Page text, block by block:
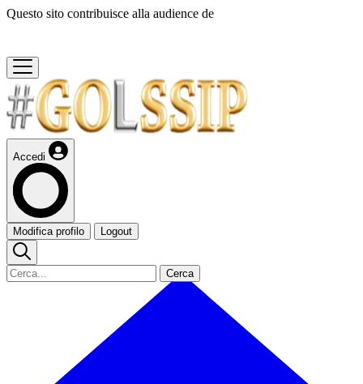
Questo sito contribuisce alla audience de
Accedi
Modifica profilo Logout
Cerca